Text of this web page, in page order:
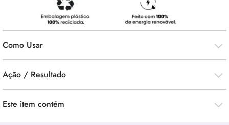
Como Usar
Ação / Resultado
Este item contém